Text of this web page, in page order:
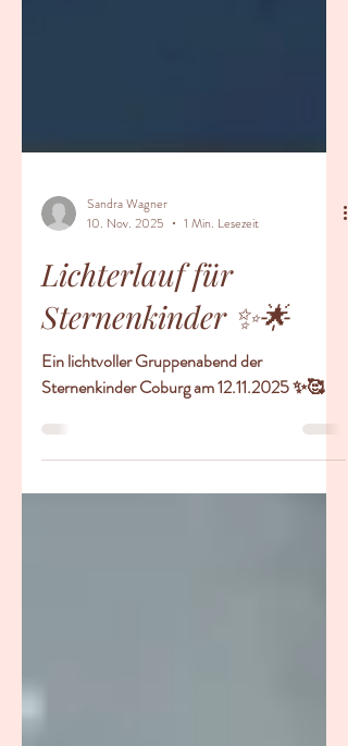
Sandra Wagner
10. Nov. 2025
1 Min. Lesezeit
Lichterlauf für
Sternenkinder ✨️🌟
Ein lichtvoller Gruppenabend der
Sternenkinder Coburg am 12.11.2025 ✨️🥰